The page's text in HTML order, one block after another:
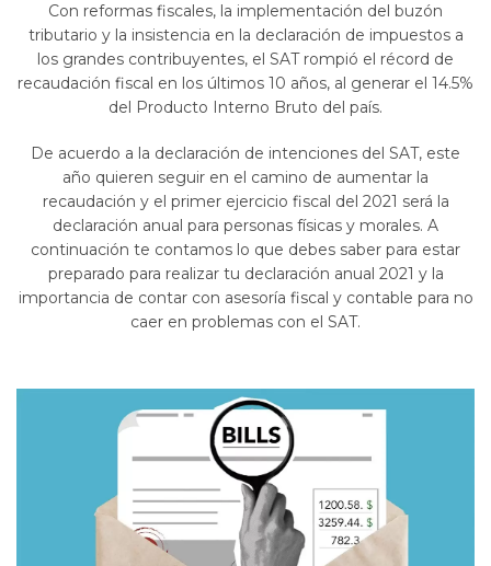
Con reformas fiscales, la implementación del buzón
tributario y la insistencia en la declaración de impuestos a
los grandes contribuyentes, el SAT rompió el récord de
recaudación fiscal en los últimos 10 años, al generar el 14.5%
del Producto Interno Bruto del país.
De acuerdo a la declaración de intenciones del SAT, este
año quieren seguir en el camino de aumentar la
recaudación y el primer ejercicio fiscal del 2021 será la
declaración anual para personas físicas y morales. A
continuación te contamos lo que debes saber para estar
preparado para realizar tu declaración anual 2021 y la
importancia de contar con asesoría fiscal y contable para no
caer en problemas con el SAT.